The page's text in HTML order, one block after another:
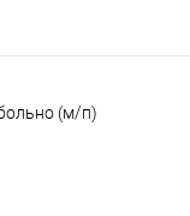
(м/п)